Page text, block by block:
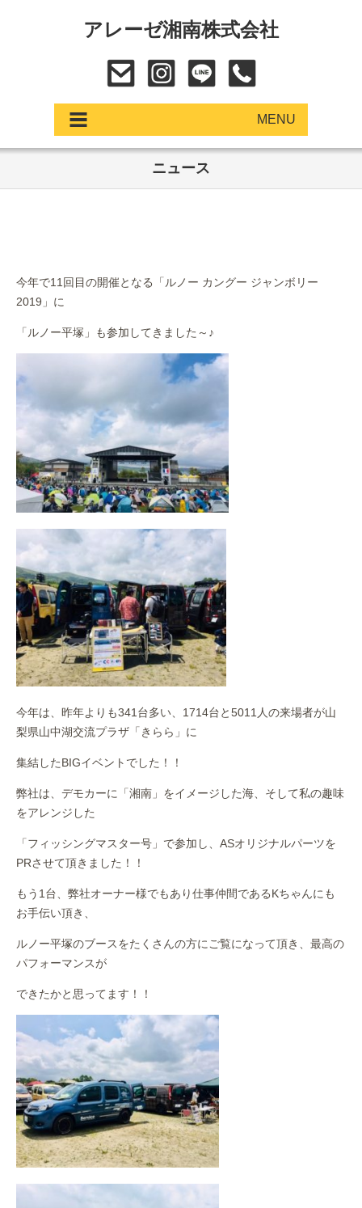
アレーゼ湘南株式会社
MENU
ショールーム
サービス
保険
店舗アクセス
ニュース
今年で11回目の開催となる「ルノー カングー ジャンボリー
2019」に
「ルノー平塚」も参加してきました～♪
今年は、昨年よりも341台多い、1714台と5011人の来場者が山
梨県山中湖交流プラザ「きらら」に
集結したBIGイベントでした！！
弊社は、デモカーに「湘南」をイメージした海、そして私の趣味
をアレンジした
「フィッシングマスター号」で参加し、ASオリジナルパーツを
PRさせて頂きました！！
もう1台、弊社オーナー様でもあり仕事仲間であるKちゃんにも
お手伝い頂き、
ルノー平塚のブースをたくさんの方にご覧になって頂き、最高の
パフォーマンスが
できたかと思ってます！！